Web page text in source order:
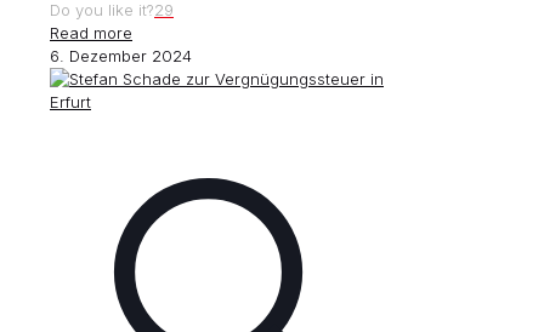
Do you like it?29
Read more
6. Dezember 2024